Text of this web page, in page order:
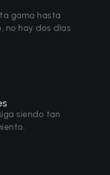
gama hasta
no hay dos días
siendo tan